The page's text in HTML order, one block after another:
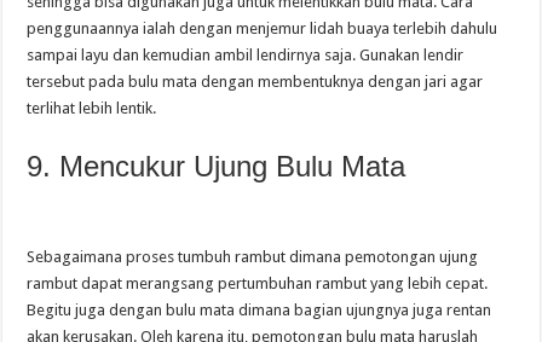
penggunaannya ialah dengan menjemur lidah buaya terlebih dahulu
sampai layu dan kemudian ambil lendirnya saja. Gunakan lendir
tersebut pada bulu mata dengan membentuknya dengan jari agar
terlihat lebih lentik.
9. Mencukur Ujung Bulu Mata
Sebagaimana proses tumbuh rambut dimana pemotongan ujung
rambut dapat merangsang pertumbuhan rambut yang lebih cepat.
Begitu juga dengan bulu mata dimana bagian ujungnya juga rentan
akan kerusakan. Oleh karena itu, pemotongan bulu mata haruslah